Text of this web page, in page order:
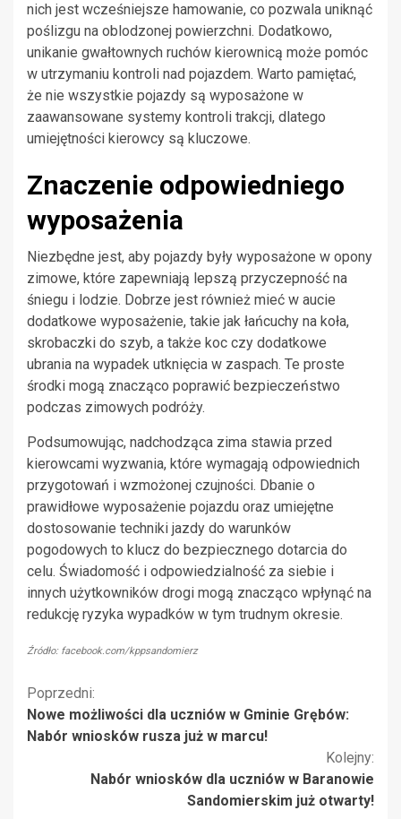
nich jest wcześniejsze hamowanie, co pozwala uniknąć
poślizgu na oblodzonej powierzchni. Dodatkowo,
unikanie gwałtownych ruchów kierownicą może pomóc
w utrzymaniu kontroli nad pojazdem. Warto pamiętać,
że nie wszystkie pojazdy są wyposażone w
zaawansowane systemy kontroli trakcji, dlatego
umiejętności kierowcy są kluczowe.
Znaczenie odpowiedniego
wyposażenia
Niezbędne jest, aby pojazdy były wyposażone w opony
zimowe, które zapewniają lepszą przyczepność na
śniegu i lodzie. Dobrze jest również mieć w aucie
dodatkowe wyposażenie, takie jak łańcuchy na koła,
skrobaczki do szyb, a także koc czy dodatkowe
ubrania na wypadek utknięcia w zaspach. Te proste
środki mogą znacząco poprawić bezpieczeństwo
podczas zimowych podróży.
Podsumowując, nadchodząca zima stawia przed
kierowcami wyzwania, które wymagają odpowiednich
przygotowań i wzmożonej czujności. Dbanie o
prawidłowe wyposażenie pojazdu oraz umiejętne
dostosowanie techniki jazdy do warunków
pogodowych to klucz do bezpiecznego dotarcia do
celu. Świadomość i odpowiedzialność za siebie i
innych użytkowników drogi mogą znacząco wpłynąć na
redukcję ryzyka wypadków w tym trudnym okresie.
Źródło: facebook.com/kppsandomierz
Kontynuuj
czytanie
Poprzedni:
Nowe możliwości dla uczniów w Gminie Grębów:
Nabór wniosków rusza już w marcu!
Kolejny:
Nabór wniosków dla uczniów w Baranowie
Sandomierskim już otwarty!